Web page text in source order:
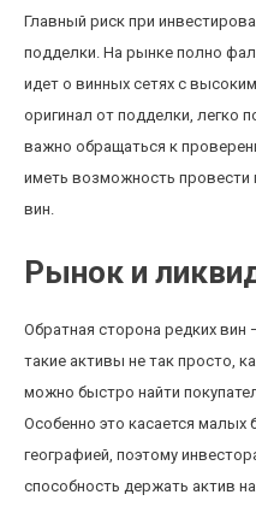
Главный риск при
подделки. На рынке полно
идет о винных сетях с
оригинал от подделки, легко
важно обращаться к
иметь возможность провести
вин.
Рынок и
Обратная сторона редких вин
такие активы не так просто,
можно быстро найти
Особенно это касается малых
географией, поэтому
способность держать актив